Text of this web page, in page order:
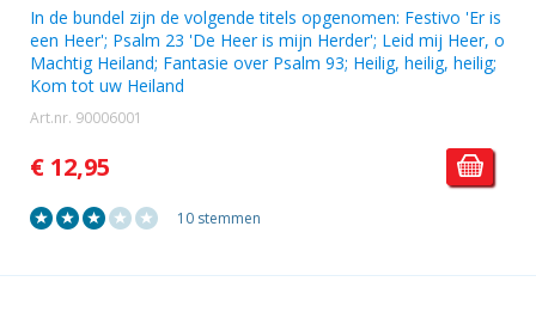
In de bundel zijn de volgende titels opgenomen: Festivo 'Er is
een Heer'; Psalm 23 'De Heer is mijn Herder'; Leid mij Heer, o
Machtig Heiland; Fantasie over Psalm 93; Heilig, heilig, heilig;
Kom tot uw Heiland
Art.nr. 90006001
€ 12,95
10 stemmen